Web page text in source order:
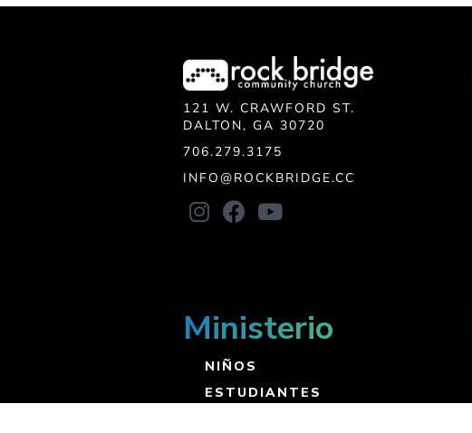
121 W. CRAWFORD ST.
DALTON, GA 30720
706.279.3175
INFO@ROCKBRIDGE.CC
Ministerio
NIÑOS
ESTUDIANTES